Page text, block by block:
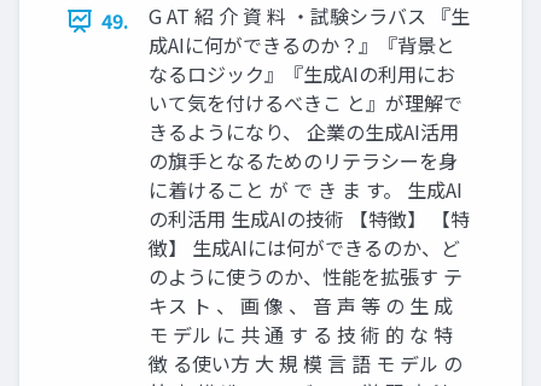
49.
G AT 紹 介 資 料 ・試験シラバス 『生
成AIに何ができるのか？』『背景と
なるロジック』『生成AIの利用にお
いて気を付けるべきこ と』が理解で
きるようになり、 企業の生成AI活用
の旗手となるためのリテラシーを身
に着けること が で き ま す。 生成AI
の利活用 生成AIの技術 【特徴】 【特
徴】 生成AIには何ができるのか、ど
のように使うのか、性能を拡張す テ
キス ト 、 画 像 、 音 声 等 の 生 成
モ デル に 共 通 す る 技 術 的 な 特
徴 る使い方 大 規 模 言 語 モ デル の